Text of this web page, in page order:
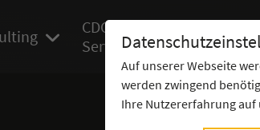
Auf unserer Webseite
werden zwingend
Ihre Nutzererfahrung auf
CDC
Services
Cyber
Offensive